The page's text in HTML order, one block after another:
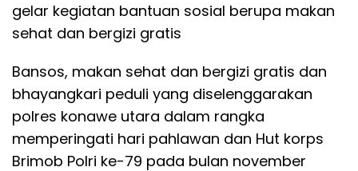
gelar kegiatan bantuan sosial berupa makan
sehat dan bergizi gratis
Bansos, makan sehat dan bergizi gratis dan
bhayangkari peduli yang diselenggarakan
polres konawe utara dalam rangka
memperingati hari pahlawan dan Hut korps
Brimob Polri ke-79 pada bulan november